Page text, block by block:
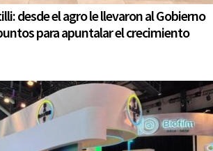
desde el agro le llevaron al Gobierno
para apuntalar el crecimiento